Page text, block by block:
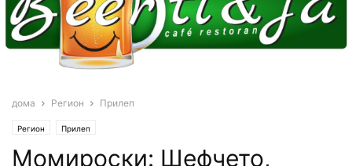
дома Регион Прилеп
Регион Прилеп
Момироски: Шефчето,